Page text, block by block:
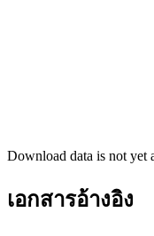
Download data is not yet
เอกสารอ้างอิง